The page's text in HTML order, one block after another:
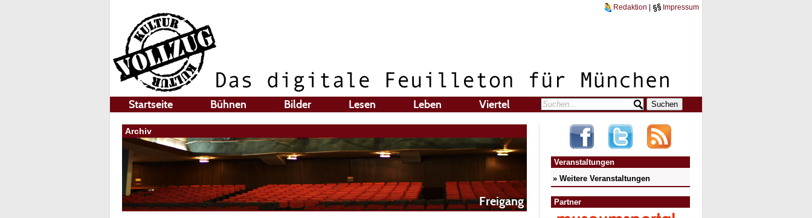
Redaktion Impressum
Startseite Bühnen Bilder Lesen Leben Viertel
Archiv
Freigang
Veranstaltungen
» Weitere Veranstaltungen
Partner